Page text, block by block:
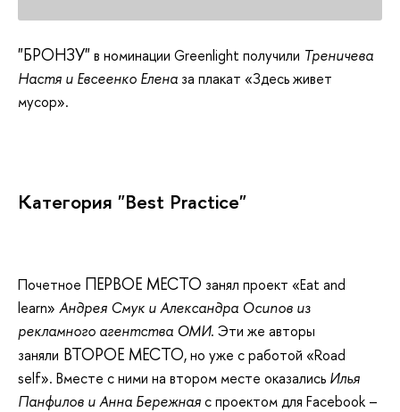
"БРОНЗУ"в номинации Greenlight получили Треничева
Настя и Евсеенко Елена за плакат «Здесь живет
мусор».
Категория "Best Practice"
Почетное ПЕРВОЕ МЕСТО занял проект «Eat and
learn» Андрея Смук и Александра Осипов из
рекламного агентства ОМИ. Эти же авторы
заняли ВТОРОЕ МЕСТО, но уже с работой «Road
self». Вместе с ними на втором месте оказались Илья
Панфилов и Анна Бережнаяс проектом для Facebook –